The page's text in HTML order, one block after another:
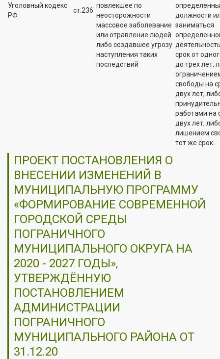
Уголовный кодекс
РФ
ст.236
повлекшее по
неосторожности
массовое заболевание
или отравление людей
либо создавшее угрозу
наступления таких
последствий
должности
заниматься
срок от
до трех лет,
свободы на
двух лет,
работами на
двух лет,
лишением
тот же срок.
ПРОЕКТ ПОСТАНОВЛЕНИЯ О
ВНЕСЕНИИ ИЗМЕНЕНИЙ В
МУНИЦИПАЛЬНУЮ ПРОГРАММУ
«ФОРМИРОВАНИЕ СОВРЕМЕННОЙ
ГОРОДСКОЙ СРЕДЫ
ПОГРАНИЧНОГО
МУНИЦИПАЛЬНОГО ОКРУГА НА
2020 - 2027 ГОДЫ»,
УТВЕРЖДЁННУЮ
ПОСТАНОВЛЕНИЕМ
АДМИНИСТРАЦИИ
ПОГРАНИЧНОГО
МУНИЦИПАЛЬНОГО РАЙОНА ОТ
31.12.20